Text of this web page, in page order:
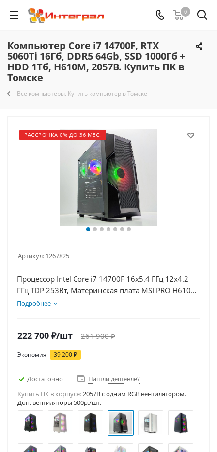
0
Компьютер Core i7 14700F, RTX
5060Ti 16Гб, DDR5 64Gb, SSD 1000Гб +
HDD 1Тб, H610M, 2057B. Купить ПК в
Томске
Все компьютеры. Купить компьютер в Томске
РАССРОЧКА 0% ДО 36 МЕС.
Артикул: 1267825
Процессор Intel Core i7 14700F 16x5.4 ГГц 12x4.2
ГГц TDP 253Вт, Материнская плата MSI PRO H610M-
E D5, Видеокарта RTX 5060Ti 16Гб, Память
Подробнее
222 700 ₽/шт 261 900₽
Экономия 39 200₽
Достаточно
Нашли дешевле?
Купить ПК в корпусе:2057B c одним RGB вентилятором.
Доп. вентиляторы 500р./шт.